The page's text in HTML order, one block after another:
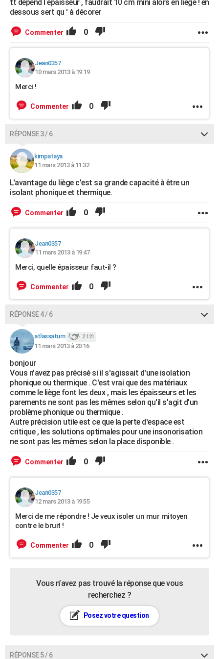
tt dépend l épaisseur , faudrait 10 cm mini alors en liège ! en
dessous sert qu ' à décorer
Commenter 0
Jean0357
10 mars 2013 à 19:19
Merci !
Commenter 0
RÉPONSE 3 / 6
kimpataya
11 mars 2013 à 11:32
L'avantage du liège c'est sa grande capacité à être un
isolant phonique et thermique.
Commenter 0
Jean0357
11 mars 2013 à 19:47
Merci, quelle épaisseur faut-il ?
Commenter 0
RÉPONSE 4 / 6
atlassaturn 2 121
11 mars 2013 à 20:16
bonjour
Vous n'avez pas précisé si il s'agissait d'une isolation
phonique ou thermique . C'est vrai que des matériaux
comme le liège font les deux , mais les épaisseurs et les
parements ne sont pas les mêmes selon qu'il s'agit d'un
problème phonique ou thermique .
Autre précision utile est ce que la perte d'espace est
critique , les solutions optimales pour une insonorisation
ne sont pas les mêmes selon la place disponible .
Commenter 0
Jean0357
12 mars 2013 à 19:55
Merci de me répondre ! Je veux isoler un mur mitoyen
contre le bruit !
Commenter 0
Vous n’avez pas trouvé la réponse que vous
recherchez ?
Posez votre question
RÉPONSE 5 / 6